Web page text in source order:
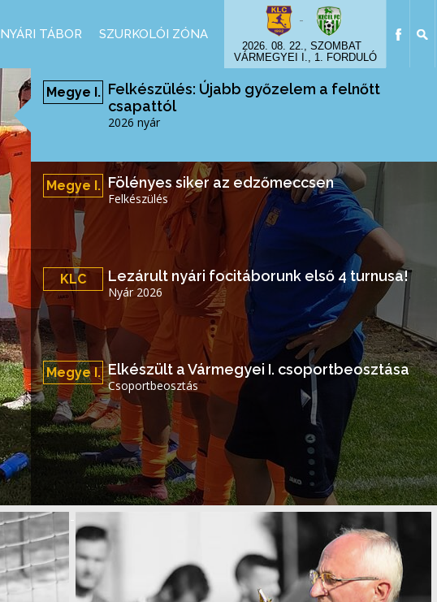
-
2026. 08. 22., SZOMBAT
VÁRMEGYEI I., 1. FORDULÓ
NYÁRI TÁBOR SZURKOLÓI ZÓNA
Megye I. Felkészülés: Újabb győzelem a felnőtt
csapattól
2026 nyár
Megye I. Fölényes siker az edzőmeccsen
Felkészülés
KLC Lezárult nyári focitáborunk első 4 turnusa!
Nyár 2026
Megye I. Elkészült a Vármegyei I. csoportbeosztása
Csoportbeosztás